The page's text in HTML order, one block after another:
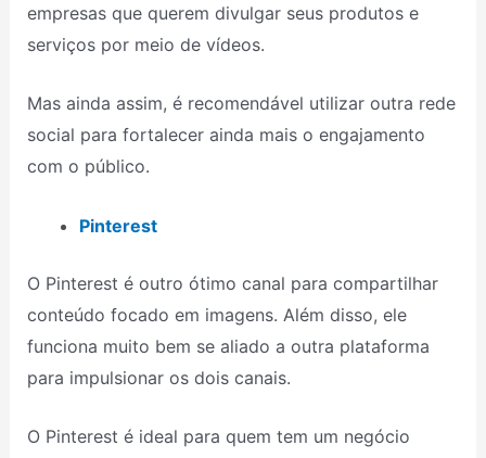
empresas que querem divulgar seus produtos e
serviços por meio de vídeos.
Mas ainda assim, é recomendável utilizar outra rede
social para fortalecer ainda mais o engajamento
com o público.
Pinterest
O Pinterest é outro ótimo canal para compartilhar
conteúdo focado em imagens. Além disso, ele
funciona muito bem se aliado a outra plataforma
para impulsionar os dois canais.
O Pinterest é ideal para quem tem um negócio